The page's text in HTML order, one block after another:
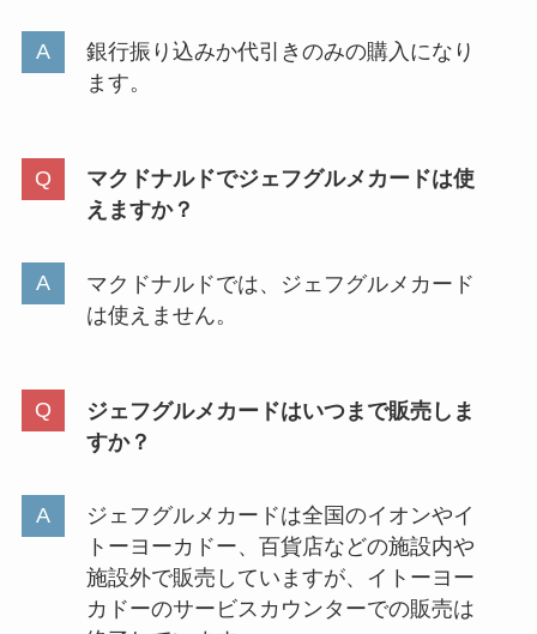
銀行振り込みか代引きのみの購入になり
ます。
マクドナルドでジェフグルメカードは使
えますか？
マクドナルドでは、ジェフグルメカード
は使えません。
ジェフグルメカードはいつまで販売しま
すか？
ジェフグルメカードは全国のイオンやイ
トーヨーカドー、百貨店などの施設内や
施設外で販売していますが、イトーヨー
カドーのサービスカウンターでの販売は